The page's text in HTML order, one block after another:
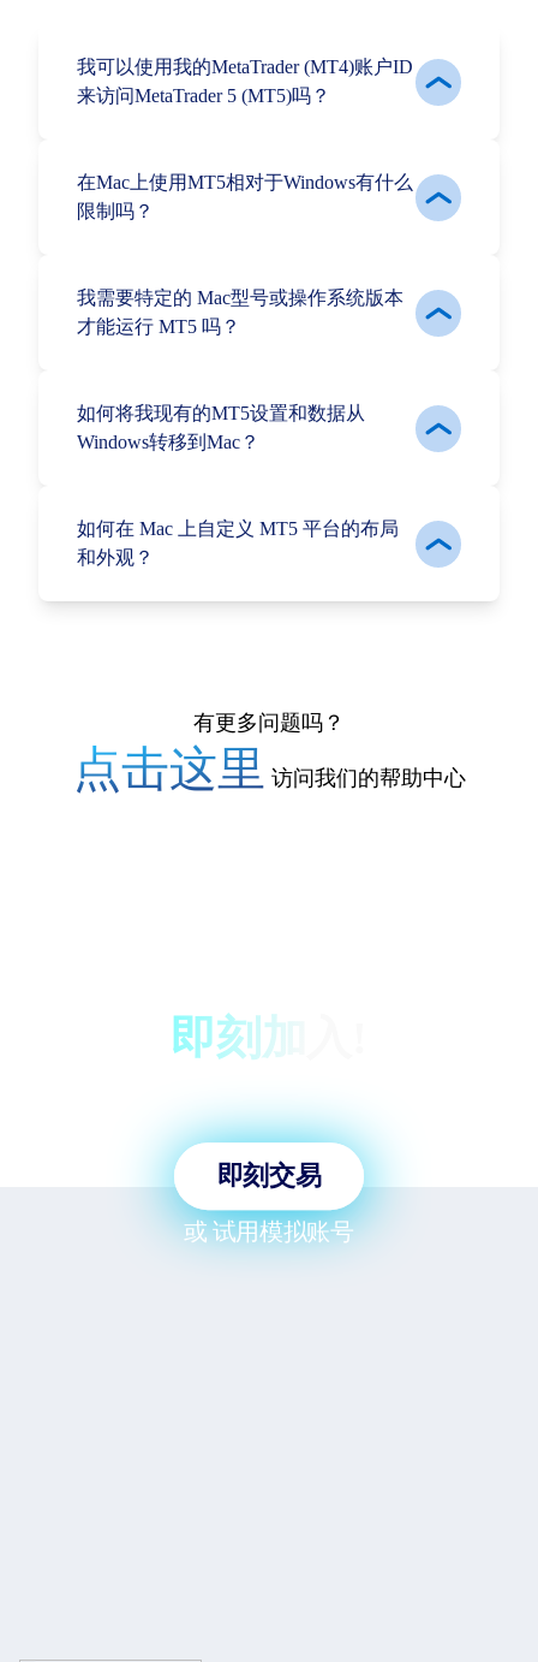
我可以使用我的MetaTrader (MT4)账户ID
来访问MetaTrader 5 (MT5)吗？
在Mac上使用MT5相对于Windows有什么
限制吗？
我需要特定的 Mac型号或操作系统版本
才能运行 MT5 吗？
如何将我现有的MT5设置和数据从
Windows转移到Mac？
如何在 Mac 上自定义 MT5 平台的布局
和外观？
有更多问题吗？
点击这里 访问我们的帮助中心
即刻加入!
场！!
即刻交易
或试用模拟账号